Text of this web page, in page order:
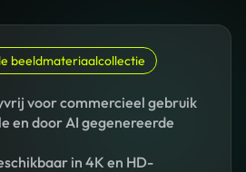
beeldmateriaalcollectie
voor commercieel gebruik
en door AI gegenereerde
in 4K en HD-